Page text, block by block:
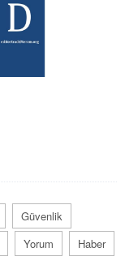
Güvenlik
Yorum Haber